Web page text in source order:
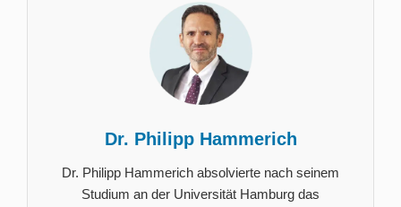
Dr. Philipp Hammerich
Dr. Philipp Hammerich absolvierte nach seinem
Studium an der Universität Hamburg das